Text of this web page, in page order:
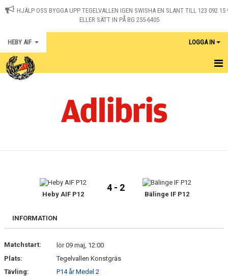
HJÄLP OSS BYGGA UPP TEGELVALLEN IGEN SWISHA EN SLANT TILL 123 092 15
ELLER SÄTT IN PÅ BG 255-6405
HEBY AIF LOGGA IN
MATCHER
VÅRA LAG
Heby AIF P12
4 - 2
Bälinge IF P12
INFORMATION
Matchstart:
lör 09 maj, 12:00
Plats:
Tegelvallen Konstgräs
Tävling:
P14 år Medel 2